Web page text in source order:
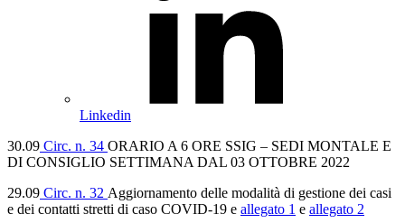
Linkedin
30.09 Circ. n. 34 ORARIO A 6 ORE SSIG – SEDI MONTALE E
DI CONSIGLIO SETTIMANA DAL 03 OTTOBRE 2022
29.09 Circ. n. 32 Aggiornamento delle modalità di gestione dei casi
e dei contatti stretti di caso COVID-19 e allegato 1 e allegato 2